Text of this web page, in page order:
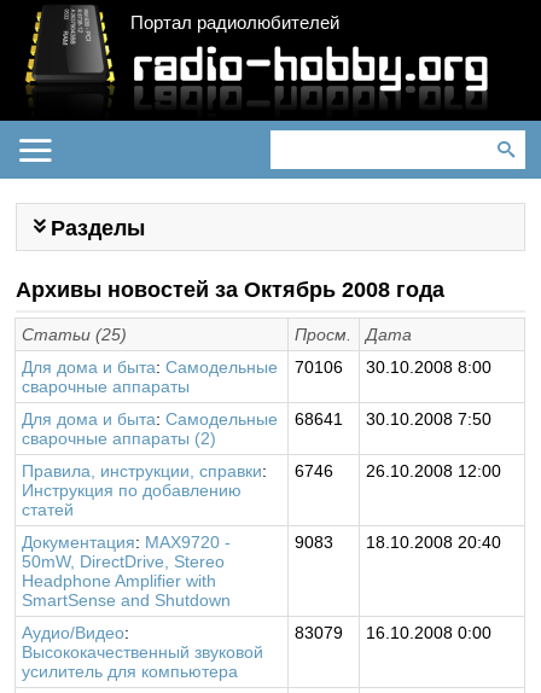
Портал радиолюбителей
Разделы
Архивы новостей за Октябрь 2008 года
Статьи (25) Просм.
Дата
Для дома и быта:Самодельные
сварочные аппараты
70106 30.10.2008 8:00
Для дома и быта:Самодельные
сварочные аппараты (2)
68641 30.10.2008 7:50
Правила, инструкции, справки:
Инструкция по добавлению
статей
6746 26.10.2008 12:00
Документация: MAX9720 -
50mW, DirectDrive, Stereo
Headphone Amplifier with
SmartSense and Shutdown
9083 18.10.2008 20:40
Аудио/Видео:
Высококачественный звуковой
усилитель для компьютера
83079 16.10.2008 0:00